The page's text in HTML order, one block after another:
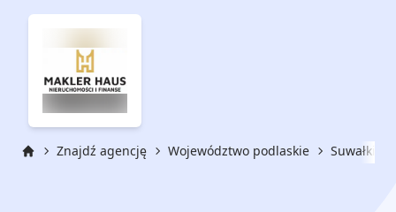
Znajdź agencję Województwo podlaskie Suwałki